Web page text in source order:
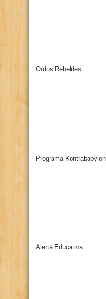
Oídos Rebeldes
Programa Kontrababylon
Alerta Educativa